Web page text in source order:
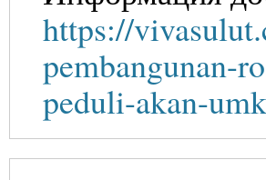
https://
pembangunan-
peduli-akan-